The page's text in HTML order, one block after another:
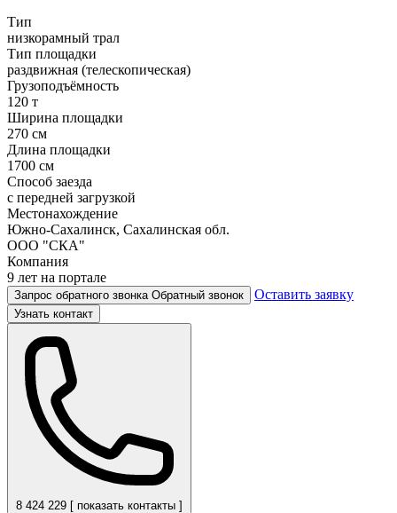
Тип
низкорамный трал
Тип площадки
раздвижная (телескопическая)
Грузоподъёмность
120 т
Ширина площадки
270 см
Длина площадки
1700 см
Способ заезда
с передней загрузкой
Местонахождение
Южно-Сахалинск, Сахалинская обл.
ООО "СКА"
Компания
9 лет на портале
Запрос обратного звонка Обратный звонок Оставить заявку
Узнать контакт
8 424 229 [ показать контакты ]